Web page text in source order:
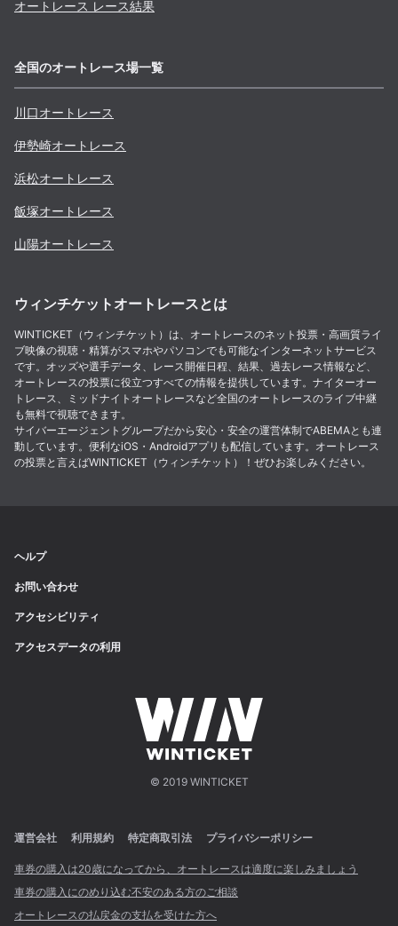
オートレース レース結果
全国のオートレース場一覧
川口オートレース
伊勢崎オートレース
浜松オートレース
飯塚オートレース
山陽オートレース
ウィンチケットオートレースとは
WINTICKET（ウィンチケット）は、オートレースのネット投票・高画質ライ
ブ映像の視聴・精算がスマホやパソコンでも可能なインターネットサービス
です。オッズや選手データ、レース開催日程、結果、過去レース情報など、
オートレースの投票に役立つすべての情報を提供しています。ナイターオー
トレース、ミッドナイトオートレースなど全国のオートレースのライブ中継
も無料で視聴できます。
サイバーエージェントグループだから安心・安全の運営体制でABEMAとも連
動しています。便利なiOS・Androidアプリも配信しています。オートレース
の投票と言えばWINTICKET（ウィンチケット）！ぜひお楽しみください。
ヘルプ
お問い合わせ
アクセシビリティ
アクセスデータの利用
© 2019 WINTICKET
運営会社 利用規約 特定商取引法 プライバシーポリシー
車券の購入は20歳になってから、オートレースは適度に楽しみましょう
車券の購入にのめり込む不安のある方のご相談
オートレースの払戻金の支払を受けた方へ